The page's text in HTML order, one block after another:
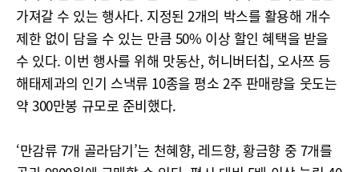
가져갈 수 있는 행사다. 지정된 2개의 박스를 활용해 개수
제한 없이 담을 수 있는 만큼 50% 이상 할인 혜택을 받을
수 있다. 이번 행사를 위해 맛동산, 허니버터칩, 오사쯔 등
해태제과의 인기 스낵류 10종을 평소 2주 판매량을 웃도는
약 300만봉 규모로 준비했다.
‘만감류 7개 골라담기’는 천혜향, 레드향, 황금향 중 7개를